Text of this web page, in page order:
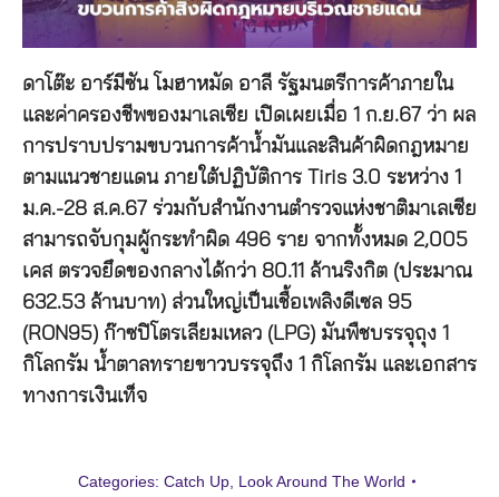
ดาโต๊ะ อาร์มีซัน โมฮาหมัด อาลี รัฐมนตรีการค้าภายใน
และค่าครองชีพของมาเลเซีย เปิดเผยเมื่อ 1 ก.ย.67 ว่า ผล
การปราบปรามขบวนการค้าน้ำมันและสินค้าผิดกฎหมาย
ตามแนวชายแดน ภายใต้ปฏิบัติการ Tiris 3.0 ระหว่าง 1
ม.ค.-28 ส.ค.67 ร่วมกับสำนักงานตำรวจแห่งชาติมาเลเซีย
สามารถจับกุมผู้กระทำผิด 496 ราย จากทั้งหมด 2,005
เคส ตรวจยึดของกลางได้กว่า 80.11 ล้านริงกิต (ประมาณ
632.53 ล้านบาท) ส่วนใหญ่เป็นเชื้อเพลิงดีเซล 95
(RON95) ก๊าซปิโตรเลียมเหลว (LPG) มันพืชบรรจุถุง 1
กิโลกรัม น้ำตาลทรายขาวบรรจุถึง 1 กิโลกรัม และเอกสาร
ทางการเงินเท็จ
Categories: Catch Up, Look Around The World